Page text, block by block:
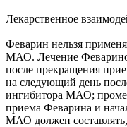
Лекарственное
Феварин нельзя
МАО. Лечение
после прекращения
на следующий день
ингибитора МАО;
приема Феварина и
МАО должен